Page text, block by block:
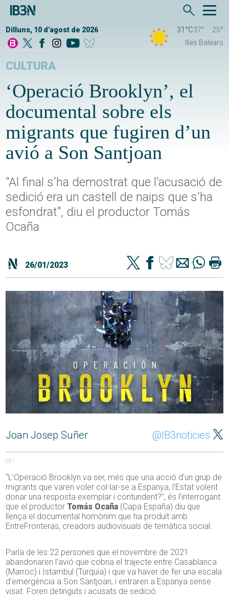
Dilluns, 10 d'agost de 2026 31°C37°
25°
Illes Balears
CULTURA
‘Operació Brooklyn’, el
documental sobre els
migrants que fugiren d’un
avió a Son Santjoan
"Al final s'ha demostrat que l'acusació de
sedició era un castell de naips que s'ha
esfondrat", diu el productor Tomás
Ocaña
26/01/2023
Joan Josep Suñer @IB3noticies
281
“L’Operació Brooklyn va ser, més que una acció d’un grup de
migrants que varen voler col·lar-se a Espanya, l’Estat volent
donar una resposta exemplar i contundent?”, és l’interrogant
que el productorTomás Ocaña (Capa España) diu que
llença el documental homònim que ha produït amb
EntreFronteras, creadors audiovisuals de temàtica social.
Parla de les 22 persones que el novembre de 2021
abandonaren l’avió que cobria el trajecte entre Casablanca
(Marroc) i Istambul (Turquia) i que va haver de fer una escala
d’emergència a Son Santjoan, i entraren a Espanya sense
visat. Foren detinguts i acusats de sedició.